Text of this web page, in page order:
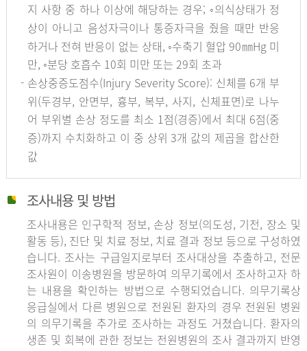
지 사항 중 하나 이상에 해당하는 경우; ◦의식상태가 정
상이 아니고 음성자극이나 통증자극을 줬을 때만 반응
하거나 전혀 반응이 없는 상태, ◦수축기 혈압 90㎜Hg 미
만, ◦분당 호흡수 10회 미만 또는 29회 초과
- 손상중증도점수(Injury Severity Score): 신체를 6개 부
위(두경부, 안면부, 흉부, 복부, 사지, 신체표면)로 나누
어 부위별 손상 정도를 최소 1점(경증)에서 최대 6점(중
증)까지 수치화하고 이 중 상위 3개 값의 제곱을 합산한
값
조사내용 및 방법
조사내용은 인구학적 정보, 손상 정보(의도성, 기전, 장소 및
활동 등), 진단 및 치료 정보, 치료 결과 정보 등으로 구성하였
습니다. 조사는 구급일지로부터 조사대상을 추출하고, 전문
조사원이 이송병원을 방문하여 의무기록에서 조사하고자 하
는 내용을 확인하는 방법으로 수행되었습니다. 의무기록상
응급실에서 다른 병원으로 전원된 환자의 경우 전원된 병원
의 의무기록을 추가로 조사하는 과정도 거쳤습니다. 환자의
생존 및 회복에 관한 정보는 전원병원의 조사 결과까지 반영